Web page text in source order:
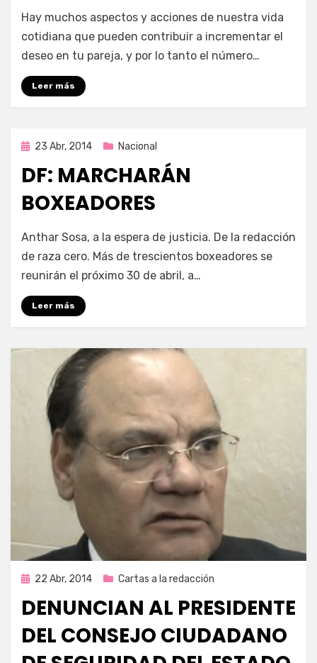
Enrique
Hay muchos aspectos y acciones de nuestra vida
cotidiana que pueden contribuir a incrementar el
deseo en tu pareja, y por lo tanto el número…
Leer más
Publicada
23 Abr, 2014 Nacional
DF: MARCHARÁN
BOXEADORES
por Enrique
Anthar Sosa, a la espera de justicia. De la redacción
de raza cero. Más de trescientos boxeadores se
reunirán el próximo 30 de abril, a…
Leer más
Publicada
22 Abr, 2014 Cartas a la redacción
DENUNCIAN AL PRESIDENTE
DEL CONSEJO CIUDADANO